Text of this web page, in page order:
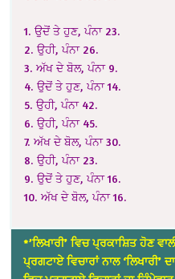
1. ਉਦੋਂ ਤੇ ਹੁਣ, ਪੰਨਾ 23.
2. ਉਹੀ, ਪੰਨਾ 26.
3. ਅੱਖ ਦੇ ਬੋਲ, ਪੰਨਾ 9.
4. ਉਦੋਂ ਤੇ ਹੁਣ, ਪੰਨਾ 14.
5. ਉਹੀ, ਪੰਨਾ 42.
6. ਉਹੀ, ਪੰਨਾ 45.
7. ਅੱਖ ਦੇ ਬੋਲ, ਪੰਨਾ 30.
8. ਉਹੀ, ਪੰਨਾ 23.
9. ਉਦੋਂ ਤੇ ਹੁਣ, ਪੰਨਾ 16.
10. ਅੱਖ ਦੇ ਬੋਲ, ਪੰਨਾ 16.
*’ਲਿਖਾਰੀ’ ਵਿਚ ਪ੍ਰਕਾਸ਼ਿਤ ਹੋਣ
ਪ੍ਰਗਟਾਏ ਵਿਚਾਰਾਂ ਨਾਲ